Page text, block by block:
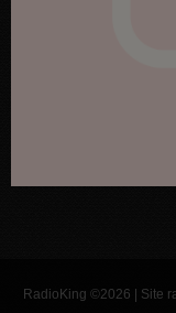
RadioKing ©2026 | Site